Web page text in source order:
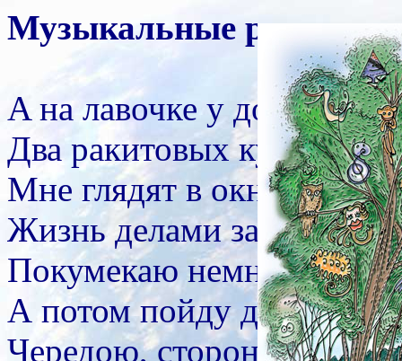
Музыкальные ракиты.
Aна лавочке у дома,
Два ракитовых куста!
Мне глядят в окно
Жизнь делами занята.
Покумекаю немного,
А потом пойду домой!
Чередою, стороною